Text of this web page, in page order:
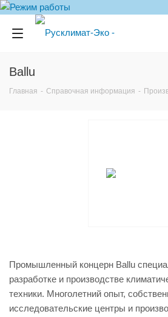
Ballu
Главная - Справочная информация -
Промышленный концерн Ballu
разработке и производстве
техники. Многолетний опыт,
исследовательские центры и